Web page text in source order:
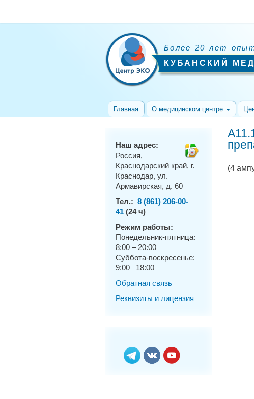
Более 20 лет
КУБАНСКИЙ
Главная О медицинском центре
Наш адрес:
Россия,
Краснодарский край, г.
Краснодар, ул.
Армавирская, д. 60
Тел.: 8 (861) 206-00-
41 (24 ч)
Режим работы:
Понедельник-пятница:
8:00 – 20:00
Суббота-воскресенье:
9:00 –18:00
Обратная связь
Реквизиты и лицензия
(4